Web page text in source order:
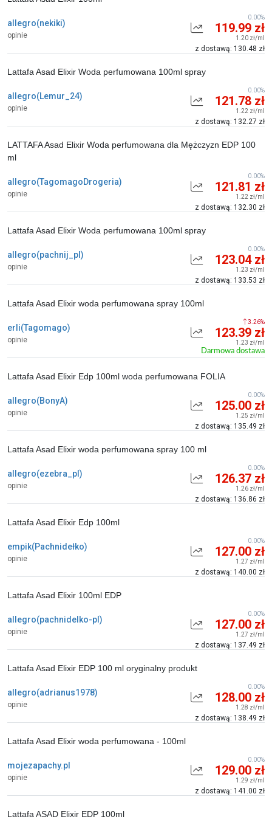
allegro(nekiki)
opinie 119.99 zł
1.20 zł/ml
z dostawą: 130.48 zł
0.00%
allegro(Lemur_24)
opinie
Lattafa Asad Elixir Woda perfumowana 100ml spray
121.78 zł
1.22 zł/ml
z dostawą: 132.27 zł
0.00%
allegro(TagomagoDrogeria)
opinie
LATTAFA Asad Elixir Woda perfumowana dla Mężczyzn EDP 100
ml
121.81 zł
1.22 zł/ml
z dostawą: 132.30 zł
0.00%
allegro(pachnij_pl)
opinie
Lattafa Asad Elixir Woda perfumowana 100ml spray
123.04 zł
1.23 zł/ml
z dostawą: 133.53 zł
0.00%
erli(Tagomago)
opinie
Lattafa Asad Elixir woda perfumowana spray 100ml
123.39 zł
1.23 zł/ml
Darmowa dostawa
3.26%
allegro(BonyA)
opinie
Lattafa Asad Elixir Edp 100ml woda perfumowana FOLIA
125.00 zł
1.25 zł/ml
z dostawą: 135.49 zł
0.00%
allegro(ezebra_pl)
opinie
Lattafa Asad Elixir woda perfumowana spray 100 ml
126.37 zł
1.26 zł/ml
z dostawą: 136.86 zł
0.00%
empik(Pachnidełko)
opinie
Lattafa Asad Elixir Edp 100ml
127.00 zł
1.27 zł/ml
z dostawą: 140.00 zł
0.00%
allegro(pachnidelko-pl)
opinie
Lattafa Asad Elixir 100ml EDP
127.00 zł
1.27 zł/ml
z dostawą: 137.49 zł
0.00%
allegro(adrianus1978)
opinie
Lattafa Asad Elixir EDP 100 ml oryginalny produkt
128.00 zł
1.28 zł/ml
z dostawą: 138.49 zł
0.00%
mojezapachy.pl
opinie
Lattafa Asad Elixir woda perfumowana - 100ml
129.00 zł
1.29 zł/ml
z dostawą: 141.00 zł
0.00%
Lattafa ASAD Elixir EDP 100ml